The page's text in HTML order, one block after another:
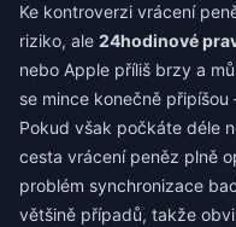
Ke kontroverzi vrácení
riziko, ale 24hodinové
nebo Apple příliš brzy a
se mince konečně
Pokud však počkáte déle
cesta vrácení peněz plně
problém synchronizace
většině případů, takže